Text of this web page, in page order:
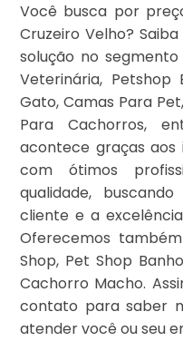
Você busca por
Cruzeiro Velho?
solução no
Veterinária, Petshop
Gato, Camas Para
Para Cachorros,
acontece graças
com ótimos
qualidade,
cliente e a
Oferecemos
Shop, Pet Shop
Cachorro Macho.
contato para saber
atender você ou seu